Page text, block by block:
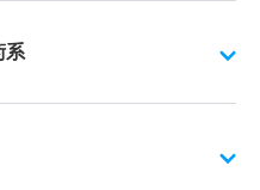
系